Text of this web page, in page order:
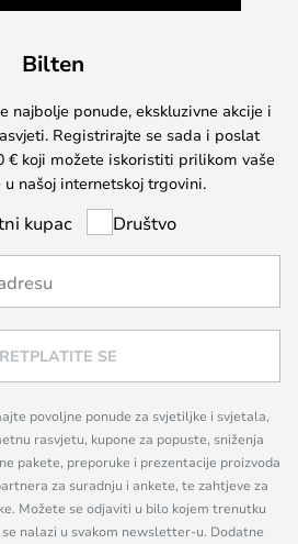
Bilten
najbolje ponude, ekskluzivne akcije i
Registrirajte se sada i poslat
€ koji možete iskoristiti prilikom vaše
u našoj internetskoj trgovini.
kupac Društvo
SE
povoljne ponude za svjetiljke i svjetala,
rasvjetu, kupone za popuste, sniženja
pakete, preporuke i prezentacije proizvoda
za suradnju i ankete, te zahtjeve za
Možete se odjaviti u bilo kojem trenutku
nalazi u svakom newsletter-u. Dodatne